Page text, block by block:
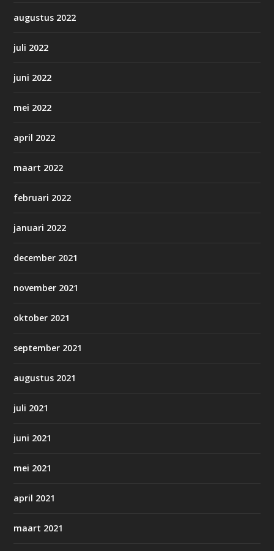
augustus 2022
juli 2022
juni 2022
mei 2022
april 2022
maart 2022
februari 2022
januari 2022
december 2021
november 2021
oktober 2021
september 2021
augustus 2021
juli 2021
juni 2021
mei 2021
april 2021
maart 2021